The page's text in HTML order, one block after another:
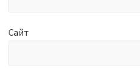
Сайт